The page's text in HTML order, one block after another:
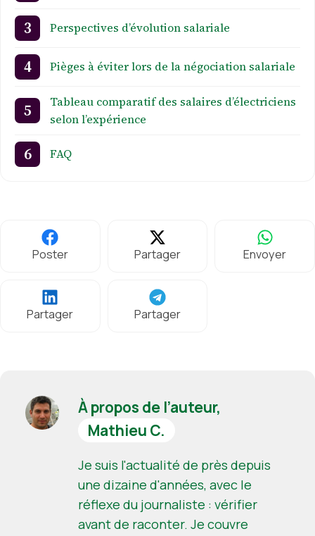
Perspectives d’évolution salariale
Pièges à éviter lors de la négociation salariale
Tableau comparatif des salaires d’électriciens
selon l’expérience
FAQ
Poster Partager Envoyer
Partager Partager
À propos de l’auteur,
Mathieu C.
Je suis l'actualité de près depuis
une dizaine d'années, avec le
réflexe du journaliste : vérifier
avant de raconter. Je couvre